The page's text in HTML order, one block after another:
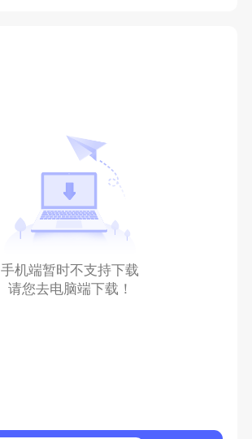
手机端暂时不支持下载
请您去电脑端下载！